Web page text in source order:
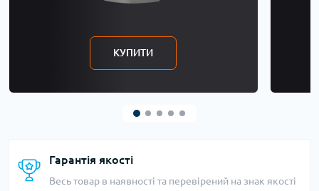
КУПИТИ
Гарантія якості
Весь товар в наявності та перевірений на знак якості